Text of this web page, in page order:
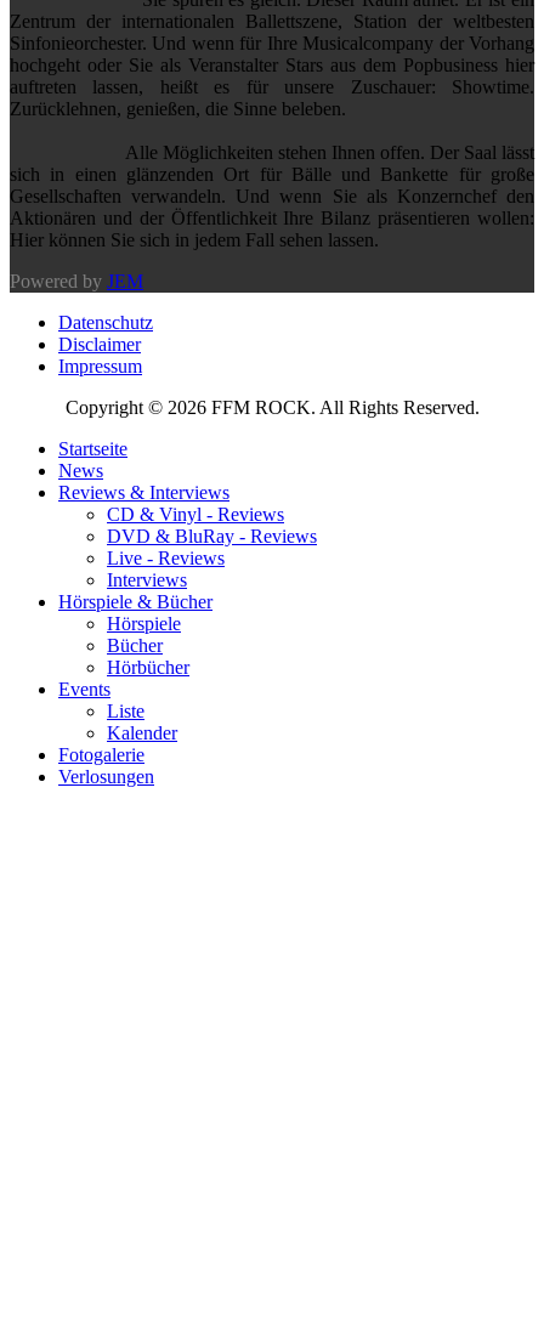
Zentrum der internationalen Ballettszene, Station der weltbesten
Sinfonieorchester. Und wenn für Ihre Musicalcompany der Vorhang
hochgeht oder Sie als Veranstalter Stars aus dem Popbusiness hier
auftreten lassen, heißt es für unsere Zuschauer: Showtime.
Zurücklehnen, genießen, die Sinne beleben.
Alle Möglichkeiten stehen Ihnen offen. Der Saal lässt
sich in einen glänzenden Ort für Bälle und Bankette für große
Gesellschaften verwandeln. Und wenn Sie als Konzernchef den
Aktionären und der Öffentlichkeit Ihre Bilanz präsentieren wollen:
Hier können Sie sich in jedem Fall sehen lassen.
Powered by JEM
Datenschutz
Disclaimer
Impressum
Copyright © 2026 FFM ROCK. All Rights Reserved.
Startseite
News
Reviews & Interviews
CD & Vinyl - Reviews
DVD & BluRay - Reviews
Live - Reviews
Interviews
Hörspiele & Bücher
Hörspiele
Bücher
Hörbücher
Events
Liste
Kalender
Fotogalerie
Verlosungen